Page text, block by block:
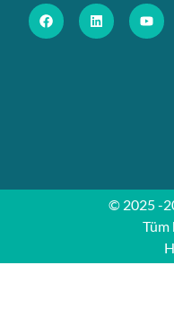
© 2025 -
Tüm